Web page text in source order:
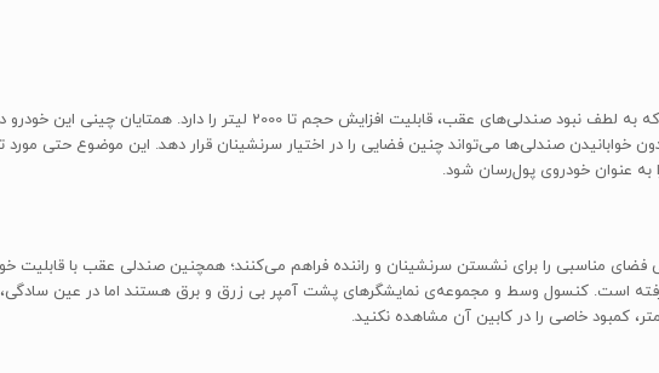
مزیت دیگر ابعاد بزرگ خودرو، فضای گسترده‌ی بار آن است که به لطف نبود صندلی‌های عقب،
که لندمارک بدون خوابانیدن صندلی‌ها می‌تواند چنین فضایی را در اختیار سرنشینان قرار دهد. این موضوع
به عنوان خودروی پول‌رسان شود.
کمبود خاصی را در کابین آن مشاهده نکنید.